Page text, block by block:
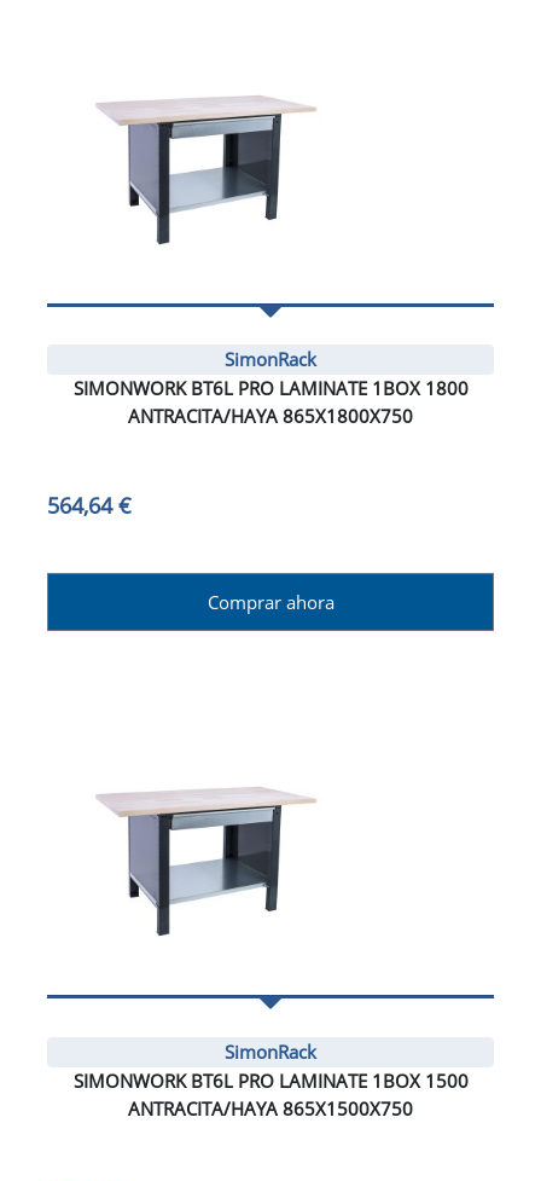
SimonRack
SIMONWORK BT6L PRO LAMINATE 1BOX 1800
ANTRACITA/HAYA 865X1800X750
564,64 €
Comprar ahora
SimonRack
SIMONWORK BT6L PRO LAMINATE 1BOX 1500
ANTRACITA/HAYA 865X1500X750